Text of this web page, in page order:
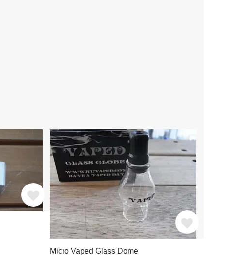
Micro Vaped Glass Dome